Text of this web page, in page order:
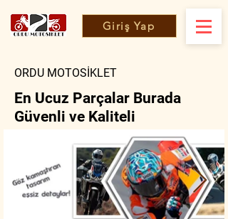
Giriş Yap
ORDU MOTOSİKLET
En Ucuz Parçalar Burada
Güvenli ve Kaliteli